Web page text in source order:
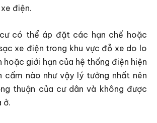
điện.
có thể áp đặt các hạn chế hoặc
xe điện trong khu vực đỗ xe do lo
hoặc giới hạn của hệ thống điện hiện
cấm nào như vậy lý tưởng nhất nên
thuận của cư dân và không được
ở.